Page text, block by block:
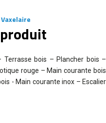
Terrasse bois – Plancher bois –
rouge – Main courante bois
- Main courante inox – Escalier